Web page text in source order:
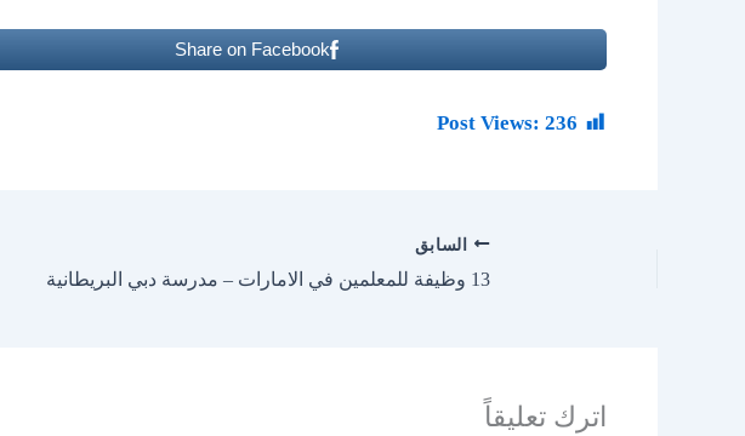
Share on Facebook
Post Views: 236
السابق
13 وظيفة للمعلمين في الامارات – مدرسة دبي البريطانية
اترك تعليقاً